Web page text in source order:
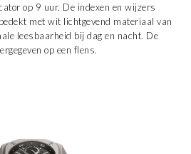
op 9 uur. De indexen en wijzers
met wit lichtgevend materiaal van
leesbaarheid bij dag en nacht. De
op een flens.